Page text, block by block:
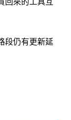
段仍有更新延